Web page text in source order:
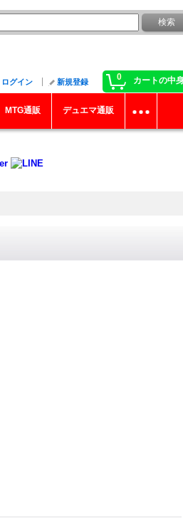
0 カートの中
ログイン 新規登録
MTG通販 デュエマ通販